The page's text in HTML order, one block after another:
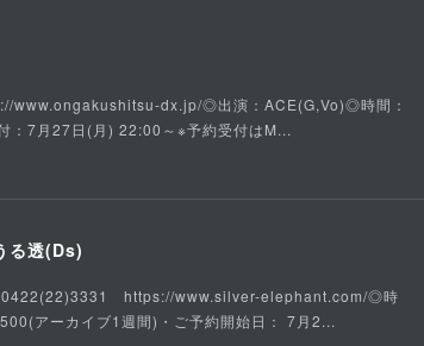
www.ongakushitsu-dx.jp/◎出演：ACE(G,Vo)◎時間：
7月27日(月) 22:00～※予約受付はM...
る透(Ds)
)0422(22)3331 https://www.silver-elephant.com/◎時
アーカイブ1週間)・ご予約開始日： 7月2...